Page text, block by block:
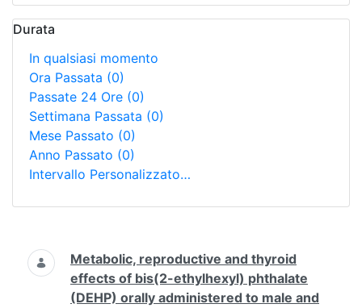
Durata
In qualsiasi momento
Ora Passata (0)
Passate 24 Ore (0)
Settimana Passata (0)
Mese Passato (0)
Anno Passato (0)
Intervallo Personalizzato…
Ricerca
Metabolic, reproductive and thyroid
effects of bis(2-ethylhexyl) phthalate
(DEHP) orally administered to male and